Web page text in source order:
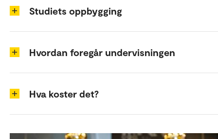
Studiets oppbygging
Hvordan foregår undervisningen
Hva koster det?